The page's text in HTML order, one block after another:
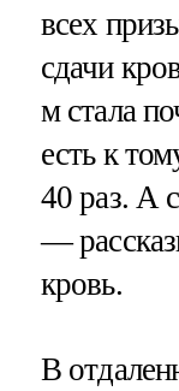
всех
сдачи
м стала
есть к
40 раз. А
—
кровь.
В